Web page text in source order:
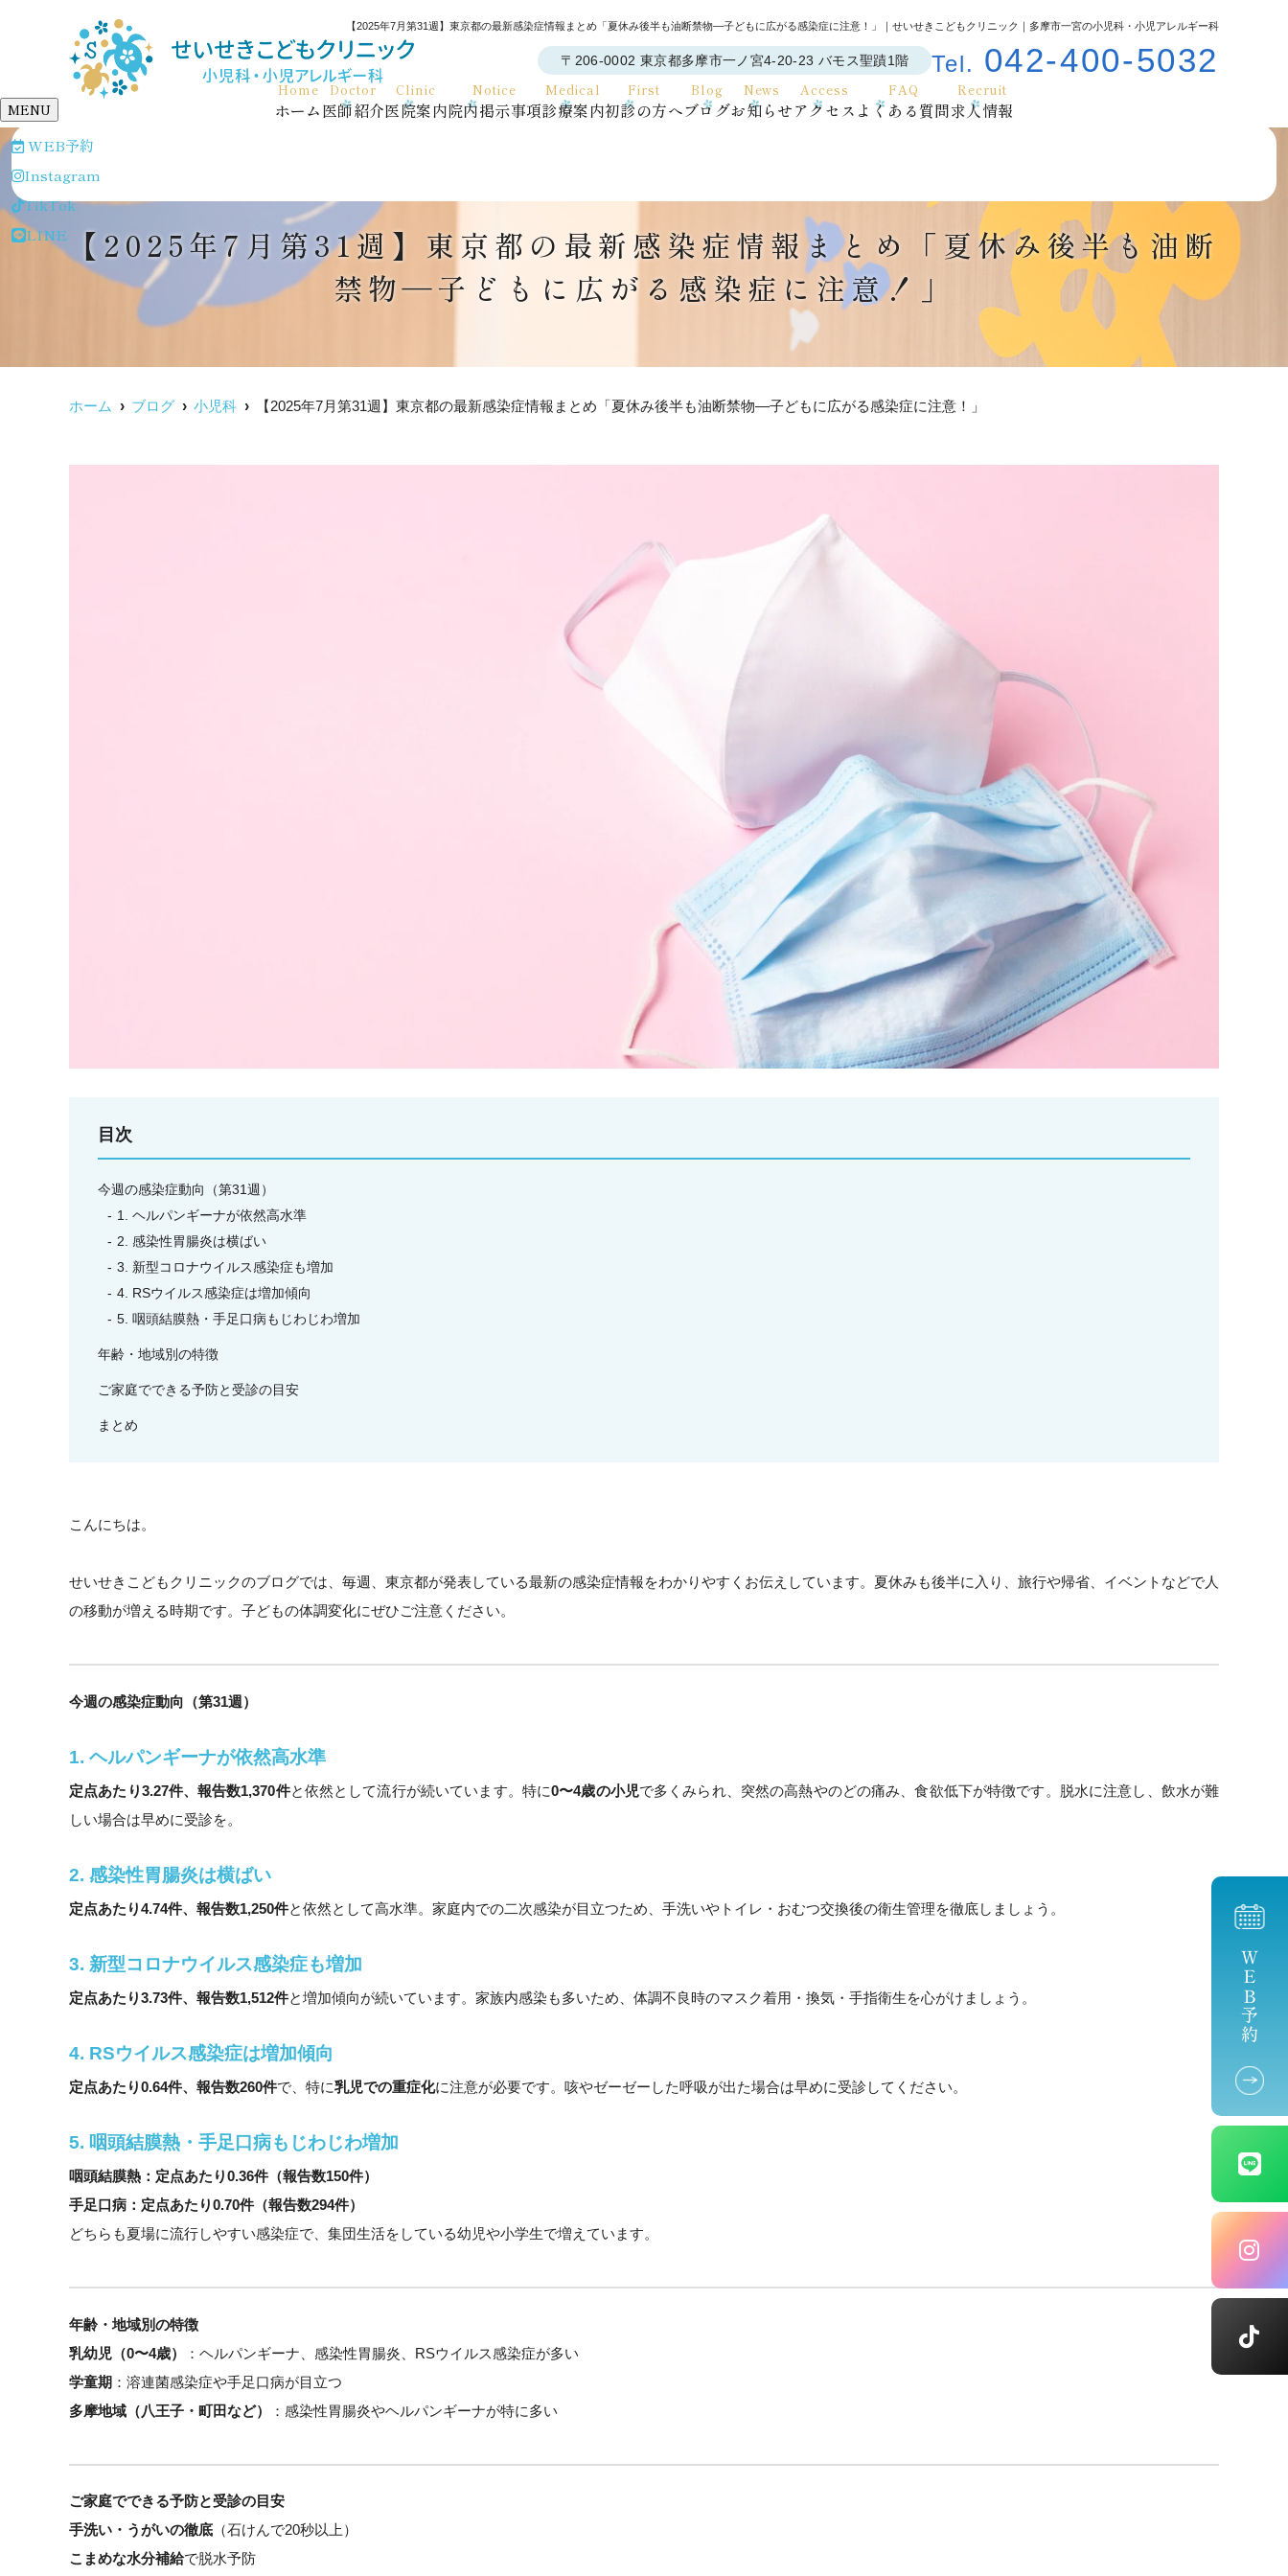
【2025年7月第31週】東京都の最新感染症情報まとめ「夏休み後半も油断禁物―子どもに広がる感染症に注意！」｜せいせきこどもクリニック｜多摩市一宮の小児科・小児アレルギー科
〒206-0002 東京都多摩市一ノ宮4-20-23 バモス聖蹟1階 Tel. 042-400-5032
ＷＥＢ予約
MENU
Home
ホーム
Doctor
医師紹介
Clinic
医院案内
Notice
院内掲示事項
Medical
診療案内
First
初診の方へ
Blog
ブログ
News
お知らせ
Access
アクセス
FAQ
よくある質問
Recruit
求人情報
WEB予約
Instagram
TikTok
LINE【2025年7月第31週】東京都の最新感染症情報まとめ「夏休み後半も油断
禁物―子どもに広がる感染症に注意！」
ホーム ブログ 小児科 【2025年7月第31週】東京都の最新感染症情報まとめ「夏休み後半も油断禁物―子どもに広がる感染症に注意！」
目次
今週の感染症動向（第31週）
1. ヘルパンギーナが依然高水準
2. 感染性胃腸炎は横ばい
3. 新型コロナウイルス感染症も増加
4. RSウイルス感染症は増加傾向
5. 咽頭結膜熱・手足口病もじわじわ増加
年齢・地域別の特徴
ご家庭でできる予防と受診の目安
まとめ
こんにちは。
せいせきこどもクリニックのブログでは、毎週、東京都が発表している最新の感染症情報をわかりやすくお伝えしています。夏休みも後半に入り、旅行や帰省、イベントなどで人
の移動が増える時期です。子どもの体調変化にぜひご注意ください。
今週の感染症動向（第31週）
1. ヘルパンギーナが依然高水準
定点あたり3.27件、報告数1,370件と依然として流行が続いています。特に0〜4歳の小児で多くみられ、突然の高熱やのどの痛み、食欲低下が特徴です。脱水に注意し、飲水が難
しい場合は早めに受診を。
2. 感染性胃腸炎は横ばい
定点あたり4.74件、報告数1,250件と依然として高水準。家庭内での二次感染が目立つため、手洗いやトイレ・おむつ交換後の衛生管理を徹底しましょう。
3. 新型コロナウイルス感染症も増加
定点あたり3.73件、報告数1,512件と増加傾向が続いています。家族内感染も多いため、体調不良時のマスク着用・換気・手指衛生を心がけましょう。
4. RSウイルス感染症は増加傾向
定点あたり0.64件、報告数260件で、特に乳児での重症化に注意が必要です。咳やゼーゼーした呼吸が出た場合は早めに受診してください。
5. 咽頭結膜熱・手足口病もじわじわ増加
咽頭結膜熱：定点あたり0.36件（報告数150件）
手足口病：定点あたり0.70件（報告数294件）
どちらも夏場に流行しやすい感染症で、集団生活をしている幼児や小学生で増えています。
年齢・地域別の特徴
乳幼児（0〜4歳）
：ヘルパンギーナ、感染性胃腸炎、RSウイルス感染症が多い
学童期 ：溶連菌感染症や手足口病が目立つ
多摩地域（八王子・町田など）
：感染性胃腸炎やヘルパンギーナが特に多い
ご家庭でできる予防と受診の目安
手洗い・うがいの徹底 （石けんで20秒以上）
こまめな水分補給で脱水予防